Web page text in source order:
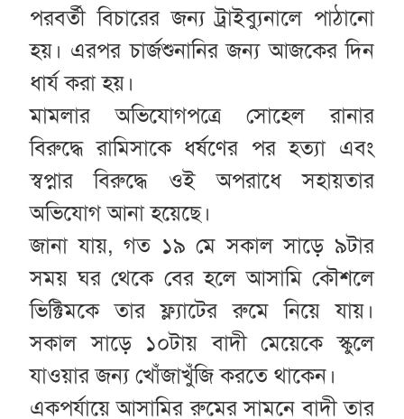
পরবর্তী বিচারের জন্য ট্রাইব্যুনালে পাঠানো
হয়। এরপর চার্জশুনানির জন্য আজকের দিন
ধার্য করা হয়।
মামলার অভিযোগপত্রে সোহেল রানার
বিরুদ্ধে রামিসাকে ধর্ষণের পর হত্যা এবং
স্বপ্নার বিরুদ্ধে ওই অপরাধে সহায়তার
অভিযোগ আনা হয়েছে।
জানা যায়, গত ১৯ মে সকাল সাড়ে ৯টার
সময় ঘর থেকে বের হলে আসামি কৌশলে
ভিক্টিমকে তার ফ্ল্যাটের রুমে নিয়ে যায়।
সকাল সাড়ে ১০টায় বাদী মেয়েকে স্কুলে
যাওয়ার জন্য খোঁজাখুঁজি করতে থাকেন।
একপর্যায়ে আসামির রুমের সামনে বাদী তার